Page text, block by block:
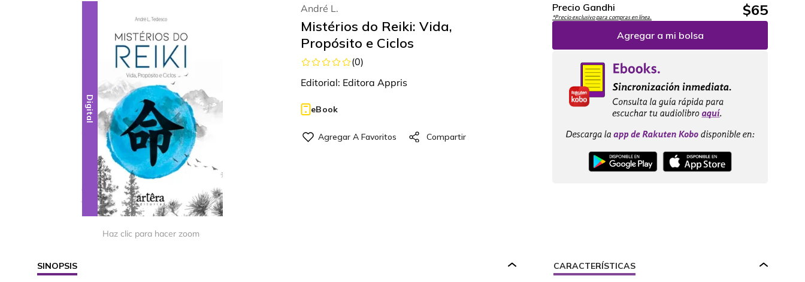
Digital
Haz clic para hacer zoom
André L.
Mistérios do Reiki: Vida,
Propósito e Ciclos
(0)
Editorial: Editora Appris
eBook
Precio Gandhi
*Precio exclusivo para compras en línea. $65
Agregar a mi bolsa
SINOPSIS CARACTERÍSTICAS